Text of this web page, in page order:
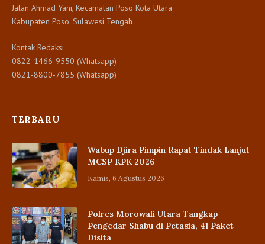
Jalan Ahmad Yani, Kecamatan Poso Kota Utara
Kabupaten Poso. Sulawesi Tengah
Kontak Redaksi :
0822-1466-9550 (Whatsapp)
0821-8800-7855 (Whatsapp)
TERBARU
Wabup Djira Pimpin Rapat Tindak Lanjut
MCSP KPK 2026
Kamis, 6 Agustus 2026
Polres Morowali Utara Tangkap
Pengedar Shabu di Petasia, 41 Paket
Disita